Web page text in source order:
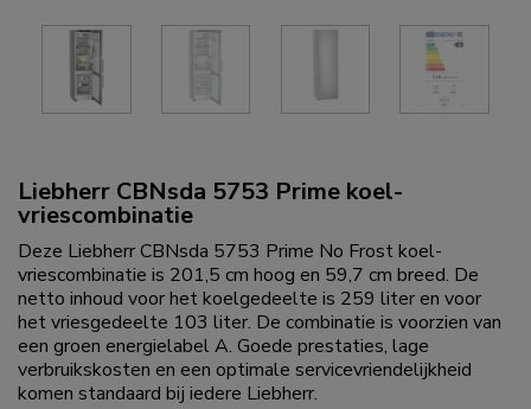
Liebherr CBNsda 5753 Prime koel-
vriescombinatie
Deze Liebherr CBNsda 5753 Prime No Frost koel-
vriescombinatie is 201,5 cm hoog en 59,7 cm breed. De
netto inhoud voor het koelgedeelte is 259 liter en voor
het vriesgedeelte 103 liter. De combinatie is voorzien van
een groen energielabel A. Goede prestaties, lage
verbruikskosten en een optimale servicevriendelijkheid
komen standaard bij iedere Liebherr.